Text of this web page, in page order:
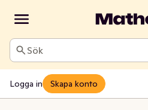
Sök
Logga in Skapa konto